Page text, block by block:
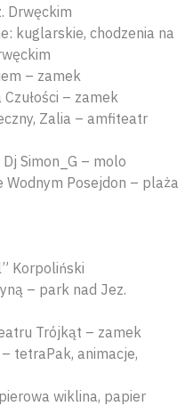
Drwęckim
kuglarskie, chodzenia na
– zamek
– zamek
Zalia – amfiteatr
Simon_G – molo
Wodnym Posejdon – plaża
Korpoliński
– park nad Jez.
Trójkąt – zamek
tetraPak, animacje,
wiklina, papier